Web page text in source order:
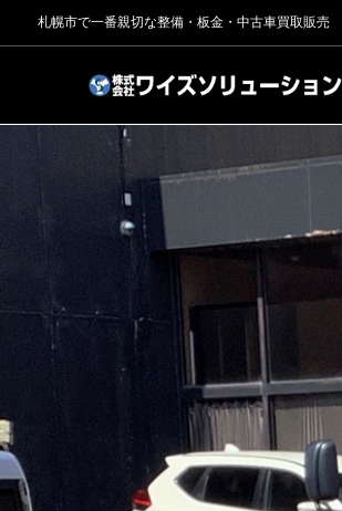
札幌市で一番親切な整備・板金・中古車買取販売